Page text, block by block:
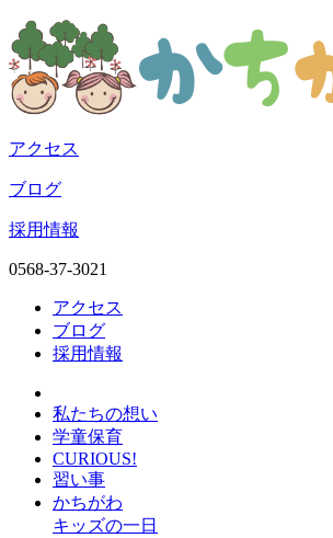
アクセス
ブログ
採用情報
0568-37-3021
アクセス
ブログ
採用情報
私たちの想い
学童保育
CURIOUS!
習い事
かちがわ
キッズの一日